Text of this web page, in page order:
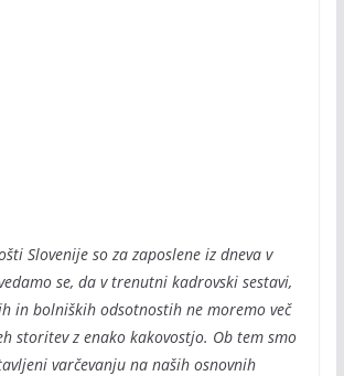
Slovenije so za zaposlene iz dneva v
se, da v trenutni kadrovski sestavi,
in bolniških odsotnostih ne moremo več
storitev z enako kakovostjo. Ob tem smo
varčevanju na naših osnovnih